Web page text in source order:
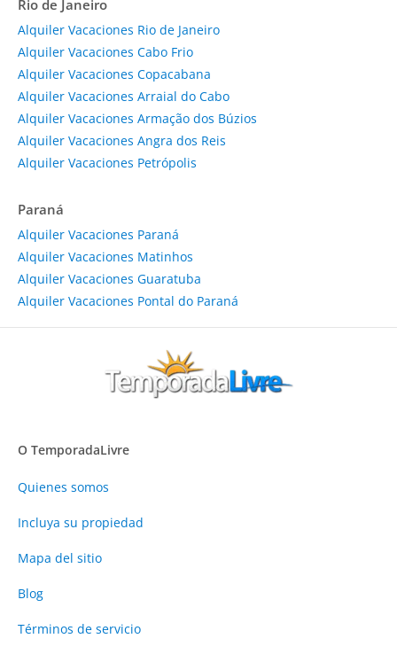
Rio de Janeiro
Alquiler Vacaciones Rio de Janeiro
Alquiler Vacaciones Cabo Frio
Alquiler Vacaciones Copacabana
Alquiler Vacaciones Arraial do Cabo
Alquiler Vacaciones Armação dos Búzios
Alquiler Vacaciones Angra dos Reis
Alquiler Vacaciones Petrópolis
Paraná
Alquiler Vacaciones Paraná
Alquiler Vacaciones Matinhos
Alquiler Vacaciones Guaratuba
Alquiler Vacaciones Pontal do Paraná
O TemporadaLivre
Quienes somos
Incluya su propiedad
Mapa del sitio
Blog
Términos de servicio